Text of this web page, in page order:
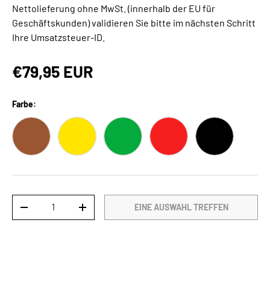
Nettolieferung ohne MwSt. (innerhalb der EU für
Geschäftskunden) validieren Sie bitte im nächsten Schritt
Ihre Umsatzsteuer-ID.
€79,95 EUR
Farbe:
BRAUN GELB GRÜN ROT SCHWARZ
-
+ EINE AUSWAHL TREFFEN